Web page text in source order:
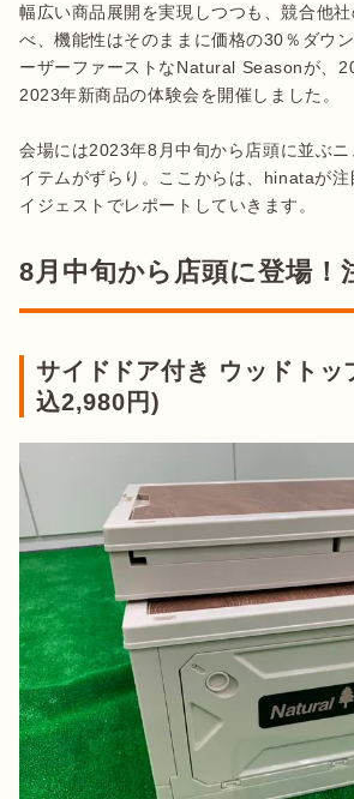
幅広い商品展開を実現しつつも、競合他
べ、機能性はそのままに価格の30％ダウ
ーザーファーストなNatural Seasonが、
2023年新商品の体験会を開催しました。
会場には2023年8月中旬から店頭に並ぶ
イテムがずらり。ここからは、hinataが
イジェストでレポートしていきます。
8月中旬から店頭に登場！
サイドドア付き ウッドトッ
込2,980円)